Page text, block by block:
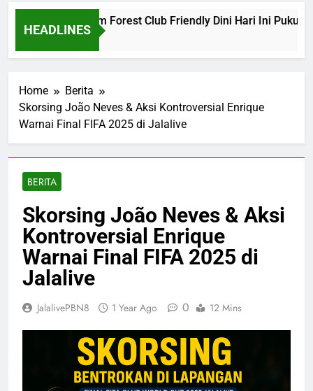
HEADLINES
vs Nottingham Forest Club Friendly Dini Hari Ini Pukul
Home
Berita
Skorsing João Neves & Aksi Kontroversial Enrique
Warnai Final FIFA 2025 di Jalalive
BERITA
Skorsing João Neves & Aksi
Kontroversial Enrique
Warnai Final FIFA 2025 di
Jalalive
JalalivePBN8 1 Year Ago 0 12 Mins